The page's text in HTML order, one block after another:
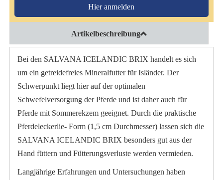
Hier anmelden
Artikelbeschreibung
Bei den SALVANA ICELANDIC BRIX handelt es sich
um ein getreidefreies Mineralfutter für Isländer. Der
Schwerpunkt liegt hier auf der optimalen
Schwefelversorgung der Pferde und ist daher auch für
Pferde mit Sommerekzem geeignet. Durch die praktische
Pferdeleckerlie- Form (1,5 cm Durchmesser) lassen sich die
SALVANA ICELANDIC BRIX besonders gut aus der
Hand füttern und Fütterungsverluste werden vermieden.
Langjährige Erfahrungen und Untersuchungen haben